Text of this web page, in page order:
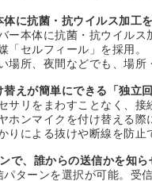
に抗菌・抗ウイルス加工
ー本体に抗菌・抗ウイル
「セルフィール」を採用
場所、夜間などでも、場所
えが簡単にできる「独立
サリをまわすことなく、
ホンマイクを付け替える
りによる抜けや断線を防止
で、誰からの送信かを知
ターンを選択が可能。受